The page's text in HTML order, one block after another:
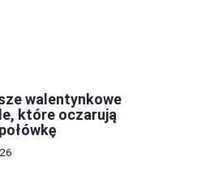
walentynkowe
które oczarują